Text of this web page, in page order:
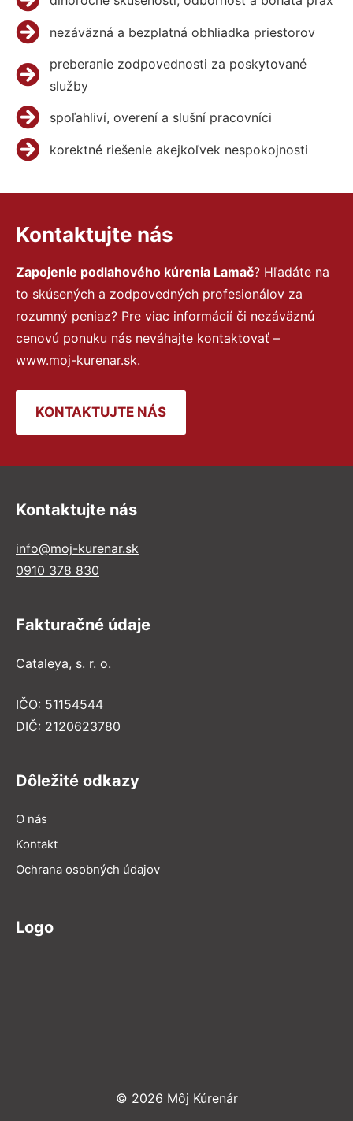
nezáväzná a bezplatná obhliadka priestorov
preberanie zodpovednosti za poskytované
služby
spoľahliví, overení a slušní pracovníci
korektné riešenie akejkoľvek nespokojnosti
Kontaktujte nás
Zapojenie podlahového kúrenia Lamač? Hľadáte na
to skúsených a zodpovedných profesionálov za
rozumný peniaz? Pre viac informácií či nezáväznú
cenovú ponuku nás neváhajte kontaktovať –
www.moj-kurenar.sk.
KONTAKTUJTE NÁS
Kontaktujte nás
info@moj-kurenar.sk
0910 378 830
Fakturačné údaje
Cataleya, s. r. o.
IČO: 51154544
DIČ: 2120623780
Dôležité odkazy
O nás
Kontakt
Ochrana osobných údajov
Logo
© 2026 Môj Kúrenár